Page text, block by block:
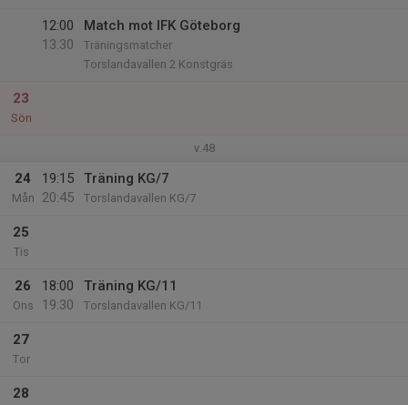
12:00
13:30
Match mot IFK Göteborg
Träningsmatcher
Torslandavallen 2 Konstgräs
23
Sön
v.48
24
Mån
19:15
20:45
Träning KG/7
Torslandavallen KG/7
25
Tis
26
Ons
18:00
19:30
Träning KG/11
Torslandavallen KG/11
27
Tor
28